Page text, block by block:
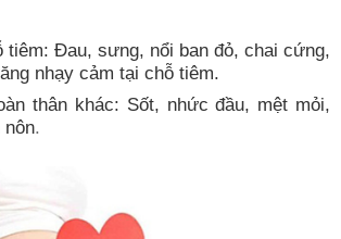
tiêm: Đau, sưng, nổi ban đỏ, chai cứng,
nhạy cảm tại chỗ tiêm.
thân khác: Sốt, nhức đầu, mệt mỏi,
nôn.